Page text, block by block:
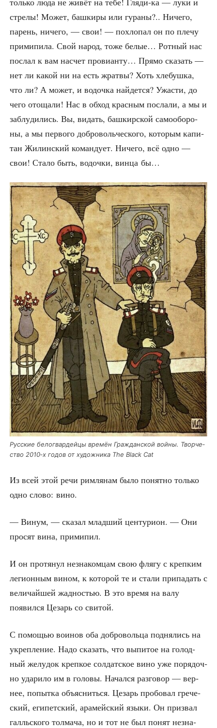
стре­лы! Может, баш­ки­ры или гура­ны?.. Ниче­го,
парень, ниче­го, — свои! — похло­пал он по пле­чу
при­ми­пи­ла. Свой народ, тоже белые… Рот­ный нас
послал к вам насчет про­ви­ан­ту… Пря­мо ска­зать —
нет ли какой ни на есть жрат­вы? Хоть хле­буш­ка,
что ли? А может, и водоч­ка най­дет­ся? Ужа­сти, до
чего ото­ща­ли! Нас в обход крас­ным посла­ли, а мы и
заблу­ди­лись. Вы, видать, баш­кир­ской само­обо­ро­
ны, а мы пер­во­го доб­ро­воль­че­ско­го, кото­рым капи­
тан Жилин­ский коман­ду­ет. Ниче­го, всё одно —
свои! Ста­ло быть, водоч­ки, вин­ца бы…
Рус­ские бело­гвар­дей­цы вре­мён Граж­дан­ской вой­ны. Твор­че­
ство 2010‑х годов от худож­ни­ка The Black Cat
Из всей этой речи рим­ля­нам было понят­но толь­ко
одно сло­во: вино.
— Винум, — ска­зал млад­ший цен­ту­ри­он. — Они
про­сят вина, примипил.
И он про­тя­нул незна­ком­цам свою фля­гу с креп­ким
леги­он­ным вином, к кото­рой те и ста­ли при­па­дать с
вели­чай­шей жад­но­стью. В это вре­мя на валу
появил­ся Цезарь со свитой.
С помо­щью вои­нов оба доб­ро­воль­ца под­ня­лись на
укреп­ле­ние. Надо ска­зать, что выпи­тое на голод­
ный желу­док креп­кое сол­дат­ское вино уже поря­доч­
но уда­ри­ло им в голо­вы. Начал­ся раз­го­вор — вер­
нее, попыт­ка объ­яс­нить­ся. Цезарь про­бо­вал гре­че­
ский, еги­пет­ский, ара­мей­ский язы­ки. Он при­звал
галль­ско­го тол­ма­ча, но и тот не был понят незна­